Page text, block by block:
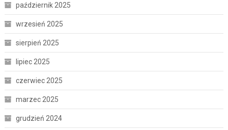
październik 2025
wrzesień 2025
sierpień 2025
lipiec 2025
czerwiec 2025
marzec 2025
grudzień 2024